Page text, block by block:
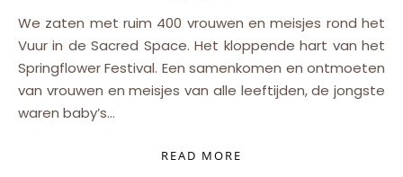
We zaten met ruim 400 vrouwen en meisjes rond het
Vuur in de Sacred Space. Het kloppende hart van het
Springflower Festival. Een samenkomen en ontmoeten
van vrouwen en meisjes van alle leeftijden, de jongste
waren baby’s…
READ MORE